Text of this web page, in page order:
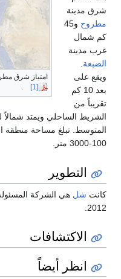
امتياز شرق
[1]
شرق مدينة
مطروح
و45
كم شمال
غرب مدينة
الضبعة.
ويقع على
بعد 10 كم
تقريباً من
100-3000 متر.
التطوير
كانت شل هي الشركة
2012.
الاكتشافات
انظر أيضاً